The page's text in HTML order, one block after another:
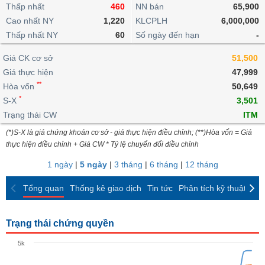
lỗ
dịch
nội
Niên
giám
Tài
liệu
cổ
Định
giá
ngoài
doanh
Top
cổ
phiếu
ngành
giao
dịch
dịch
Chứng
quyền
quan
Thống
giao
dịch
Thống
giao
dịch
Tin
tức
Phân
tích
kỹ
thuật
trực
tuyến
Bộ
lọc
cổ
So
sánh
Báo
cáo
Vĩ
mô
lai
Chứng
quyền
Trái
phiếu
IR
Awards
tạo
Dịch
vụ
Thấp nhất
460
Cao nhất NY
1,220
Thấp nhất NY
60
NN bán
65,900
KLCPLH
6,000,000
Số ngày đến hạn
-
Giá CK cơ sở
51,500
Giá thực hiện
47,999
Hòa vốn **
50,649
S-X *
3,501
Trạng thái CW
ITM
(*)S-X là giá chứng khoán cơ sở - giá thực hiện điều chỉnh; (**)Hòa vốn = Giá
thực hiện điều chỉnh + Giá CW * Tỷ lệ chuyển đổi điều chỉnh
1 ngày| 5 ngày| 3 tháng | 6 tháng | 12 tháng
Tổng quan Thống kê giao dịch Tin tức Phân tích kỹ thuật
Trạng thái chứng quyền
5k
BẤT
ĐỘNG
SẢN
TÀI
CHÍNH
HÀNG
KINH